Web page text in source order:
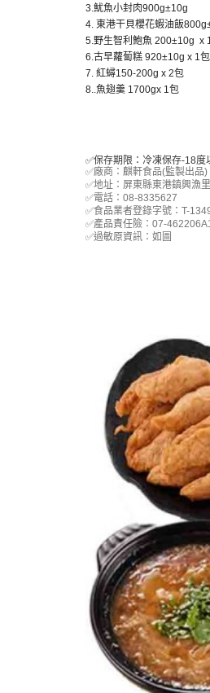
3.魷魚小封肉900g±10g
4. 東港干貝櫻花蝦油飯
5.野生智利鮑魚 200±10g x
6.古早蘿蔔糕 920±10g x 1包
7. 紅蟳150-200g x 2包
8..魚翅羹 1700gx 1包
✅保存期限：冷凍保存-18度
✅廠商：麒軒食品(監製出品)
✅地址：屏東縣東港鎮興漁
✅電話：08-8335627
✅食品業者登錄字號：T-
✅產品責任險：07-
✅過敏原資訊：如圖